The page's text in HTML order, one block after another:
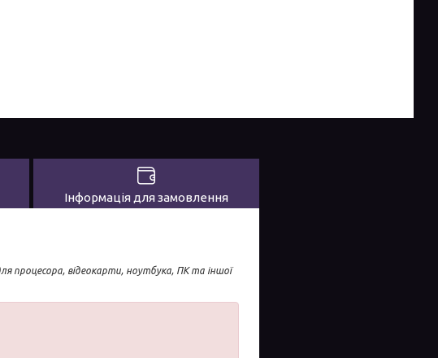
Інформація для замовлення
процесора, відеокарти, ноутбука, ПК та іншої